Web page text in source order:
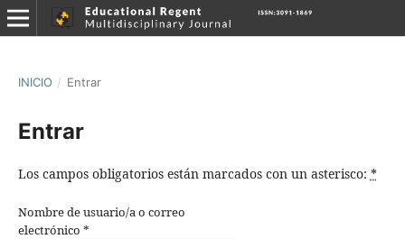
INICIO / Entrar
Entrar
Los campos obligatorios están marcados con un asterisco: *
Nombre de usuario/a o correo
electrónico *